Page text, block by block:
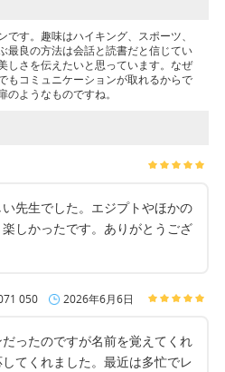
す。趣味はハイキング、スポーツ、
最良の方法は会話と読書だと信じてい
しさを伝えたいと思っています。なぜ
もコミュニケーションが取れるからで
ようなものですね。
先生でした。エジプトやほかの
しかったです。ありがとうござ
050 2026年6月6日
ったのですが名前を覚えてくれ
てくれました。最近は多忙でレ